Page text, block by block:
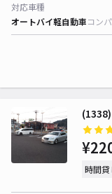
対応車種
オートバイ軽自動車コン
時間貸